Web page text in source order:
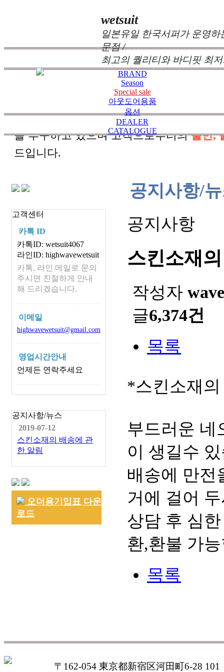
wetsuit
일본유일 한국서퍼가 운영
문점 /
최고의 퀄리티와 바디핏 최
BRAND
Season
Special sale
아웃도어용품
옵션
DEALER
CATALOGUE
는 서퍼들의 느낌과 의견
즐거움을 대화하는 것에 목표를 두고 있습
을 추구하고 있으며 고객으로부터의불만,
드입니다.
고객센터
카톡 ID
카톡ID: wetsuit4067
라인ID: highwavewetsuit
카톡, 라인 메일로 문의
주시면 친절하게 안내
해 드리겠습니다.
이메일
highwavewetsuit@gmail.com
영업시간안내
언제든 연락주세요
공지사항/뉴스
2019-07-12
스킨소재의 배송에 관
한 알림
오더용기입표 다운
로드
공지사항/
공지사항
스킨소재
작성자 wave
글6,374건
목록
*스킨소재
부드러운 네
이 생길수
배송에 만전
거에 걸어
상담 후 심
환,환불 가
목록
〒162-054 東京都新宿区河田町6-28 101